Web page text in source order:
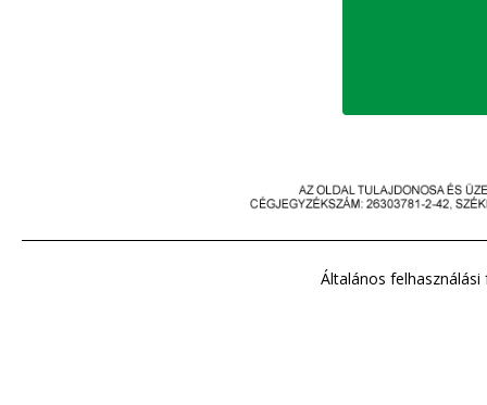
Általános felhasználási